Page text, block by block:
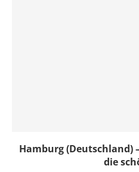
Hamburg (Deutschland)
die